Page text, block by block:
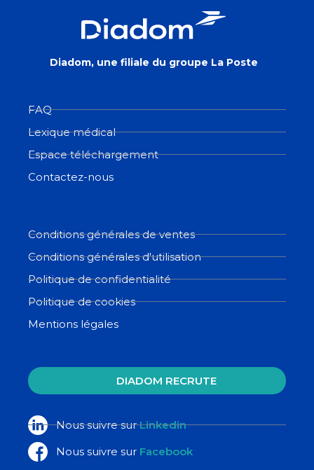
Diadom, une filiale du groupe La Poste
FAQ
Lexique médical
Espace téléchargement
Contactez-nous
Conditions générales de ventes
Conditions générales d'utilisation
Politique de confidentialité
Politique de cookies
Mentions légales
DIADOM RECRUTE
Nous suivre surLinkedin
Nous suivre sur Facebook